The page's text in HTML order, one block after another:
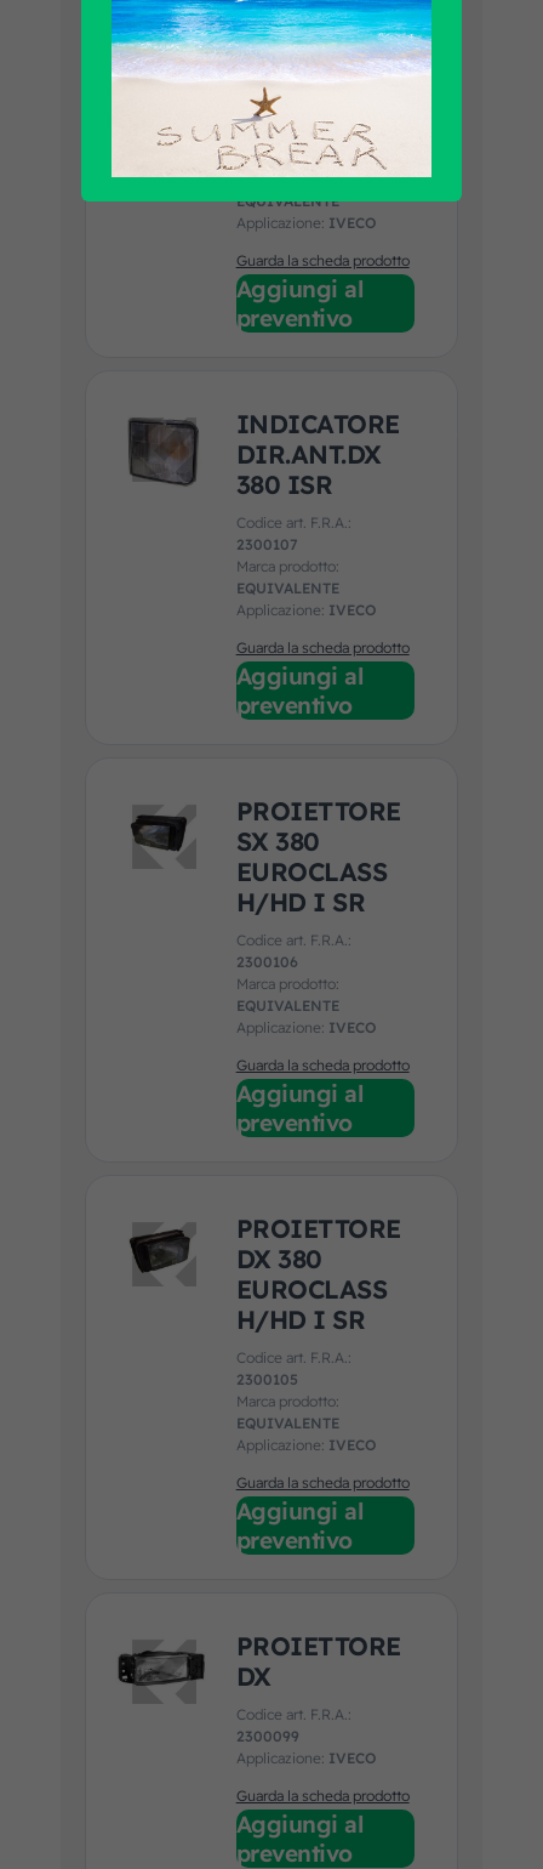
INDICATORE
DIR.ANT.SX
380 ISR
Codice art. F.R.A.:
2300108
Marca prodotto:
EQUIVALENTE
Applicazione: IVECO
Guarda la scheda prodotto
Aggiungi al
preventivo
INDICATORE
DIR.ANT.DX
380 ISR
Codice art. F.R.A.:
2300107
Marca prodotto:
EQUIVALENTE
Applicazione: IVECO
Guarda la scheda prodotto
Aggiungi al
preventivo
PROIETTORE
SX 380
EUROCLASS
H/HD I SR
Codice art. F.R.A.:
2300106
Marca prodotto:
EQUIVALENTE
Applicazione: IVECO
Guarda la scheda prodotto
Aggiungi al
preventivo
PROIETTORE
DX 380
EUROCLASS
H/HD I SR
Codice art. F.R.A.:
2300105
Marca prodotto:
EQUIVALENTE
Applicazione: IVECO
Guarda la scheda prodotto
Aggiungi al
preventivo
PROIETTORE
DX
Codice art. F.R.A.:
2300099
Applicazione: IVECO
Guarda la scheda prodotto
Aggiungi al
preventivo